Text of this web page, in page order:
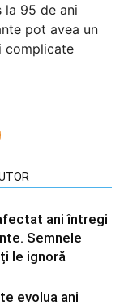
la 95 de ani
pot avea un
complicate
ani întregi
Semnele
le ignoră
evolua ani